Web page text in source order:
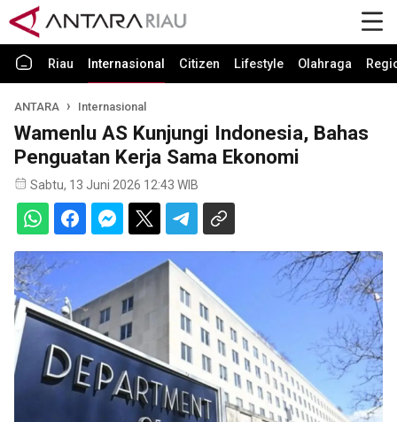
Riau Internasional Citizen Lifestyle Olahraga
ANTARA Internasional
Wamenlu AS Kunjungi Indonesia, Bahas
Penguatan Kerja Sama Ekonomi
Sabtu, 13 Juni 2026 12:43 WIB